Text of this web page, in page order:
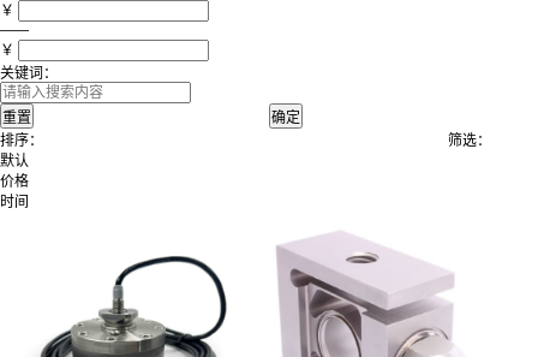
￥
——
￥
关键词：
排序：
默认
价格
时间
筛选：